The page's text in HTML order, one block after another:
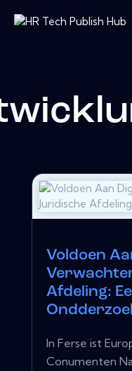
Voldoen
Afdeling:
In Ferse ist
Conumenten